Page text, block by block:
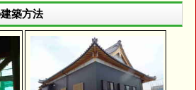
築方法